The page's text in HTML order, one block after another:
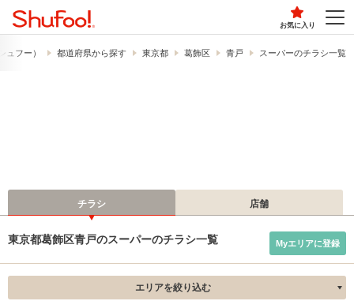
お気に入り
ュフー） 都道府県から探す 東京都 葛飾区 青戸 スーパーのチラシ一覧
チラシ 店舗
東京都葛飾区青戸のスーパーのチラシ一覧 Myエリアに登録
エリアを絞り込む